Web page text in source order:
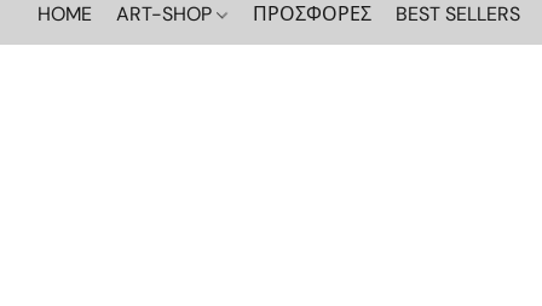
HOME ART-SHOP ΠΡΟΣΦΟΡΕΣ BEST SELLERS